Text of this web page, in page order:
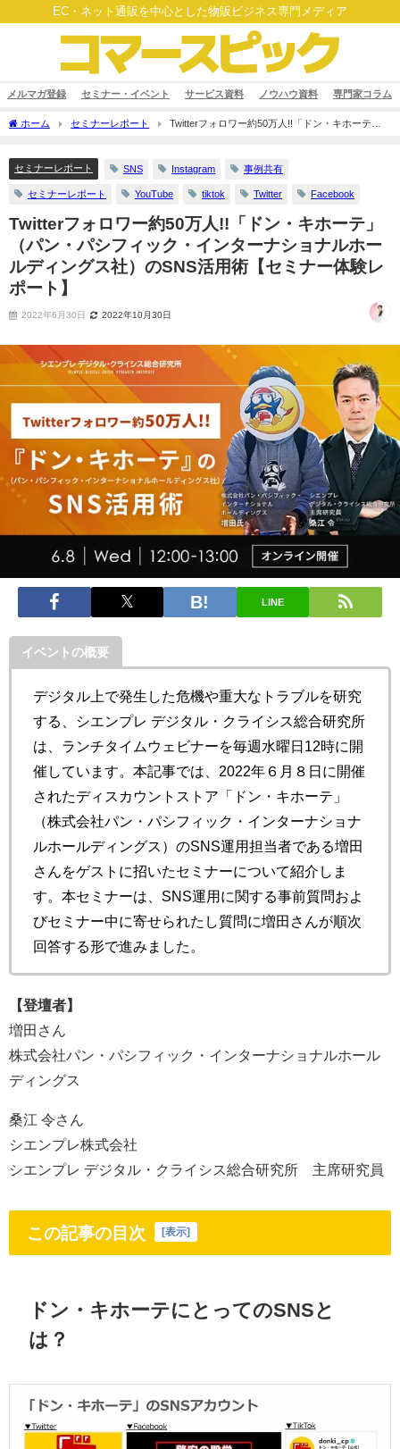
EC・ネット通販を中心とした物販ビジネス専門メディア
メルマガ登録 セミナー・イベント サービス資料 ノウハウ資料 専門家コラム
ホーム セミナーレポート
Twitterフォロワー約50万人!!「ドン・キホーテ」
セミナーレポート
SNS Instagram 事例共有
セミナーレポート YouTube tiktok Twitter Facebook
Twitterフォロワー約50万人!!「ドン・キホーテ」
（パン・パシフィック・インターナショナルホー
ルディングス社）のSNS活用術【セミナー体験レ
ポート】
2022年6月30日 2022年10月30日
LINE
イベントの概要
デジタル上で発生した危機や重大なトラブルを研究
する、シエンプレ デジタル・クライシス総合研究所
は、ランチタイムウェビナーを毎週水曜日12時に開
催しています。本記事では、2022年６月８日に開催
されたディスカウントストア「ドン・キホーテ」
（株式会社パン・パシフィック・インターナショナ
ルホールディングス）のSNS運用担当者である増田
さんをゲストに招いたセミナーについて紹介しま
す。本セミナーは、SNS運用に関する事前質問およ
びセミナー中に寄せられたし質問に増田さんが順次
回答する形で進みました。
【登壇者】
増田さん
株式会社パン・パシフィック・インターナショナルホール
ディングス
桑江 令さん
シエンプレ株式会社
シエンプレ デジタル・クライシス総合研究所 主席研究員
この記事の目次 [表示]
ドン・キホーテにとってのSNSと
は？